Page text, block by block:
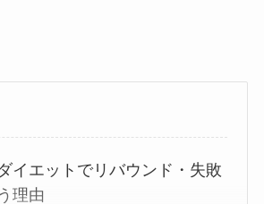
イエットでリバウンド・失敗
理由